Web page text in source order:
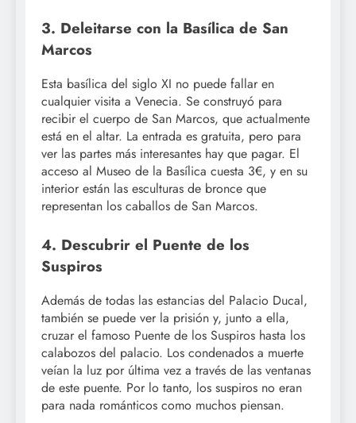
3. Deleitarse con la Basílica de San
Marcos
Esta basílica del siglo XI no puede fallar en
cualquier visita a Venecia. Se construyó para
recibir el cuerpo de San Marcos, que actualmente
está en el altar. La entrada es gratuita, pero para
ver las partes más interesantes hay que pagar. El
acceso al Museo de la Basílica cuesta 3€, y en su
interior están las esculturas de bronce que
representan los caballos de San Marcos.
4. Descubrir el Puente de los
Suspiros
Además de todas las estancias del Palacio Ducal,
también se puede ver la prisión y, junto a ella,
cruzar el famoso Puente de los Suspiros hasta los
calabozos del palacio. Los condenados a muerte
veían la luz por última vez a través de las ventanas
de este puente. Por lo tanto, los suspiros no eran
para nada románticos como muchos piensan.